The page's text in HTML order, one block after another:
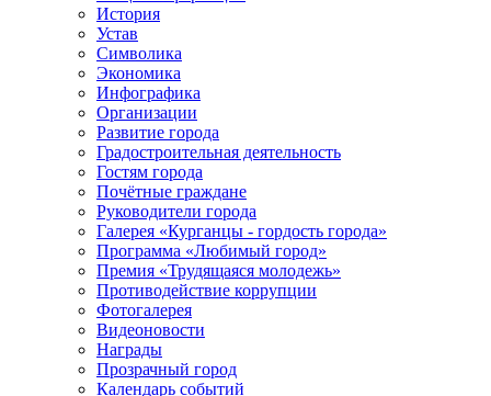
История
Устав
Символика
Экономика
Инфографика
Организации
Развитие города
Градостроительная деятельность
Гостям города
Почётные граждане
Руководители города
Галерея «Курганцы - гордость города»
Программа «Любимый город»
Премия «Трудящаяся молодежь»
Противодействие коррупции
Фотогалерея
Видеоновости
Награды
Прозрачный город
Календарь событий